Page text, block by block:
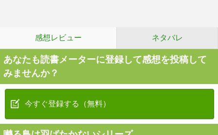
感想レビュー ネタバレ
あなたも読書メーターに登録して感想を投稿して
みませんか？
今すぐ登録する（無料）